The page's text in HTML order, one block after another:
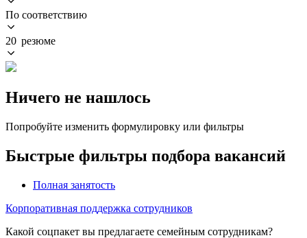
По соответствию
20 резюме
Ничего не нашлось
Попробуйте изменить формулировку или фильтры
Быстрые фильтры подбора вакансий
Полная занятость
Корпоративная поддержка сотрудников
Какой соцпакет вы предлагаете семейным сотрудникам?